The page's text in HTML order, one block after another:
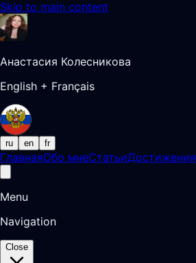
Skip to main content
Анастасия Колесникова
English + Français
ru en fr
ГлавнаяОбо мнеСтатьиДостижения
Menu
Navigation
Close